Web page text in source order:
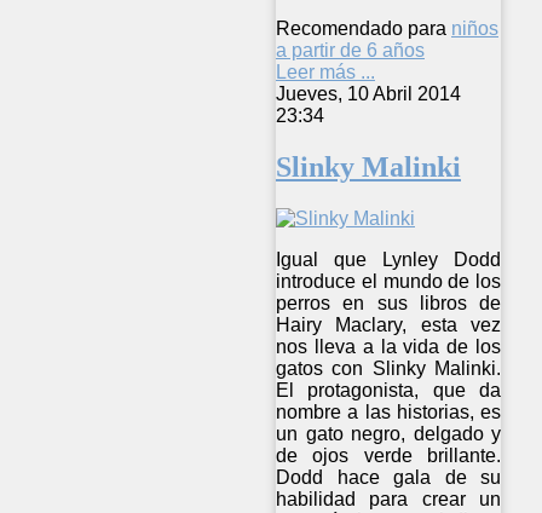
Recomendado para niños
a partir de 6 años
Leer más ...
Jueves, 10 Abril 2014
23:34
Slinky Malinki
Igual que Lynley Dodd
introduce el mundo de los
perros en sus libros de
Hairy Maclary, esta vez
nos lleva a la vida de los
gatos con Slinky Malinki.
El protagonista, que da
nombre a las historias, es
un gato negro, delgado y
de ojos verde brillante.
Dodd hace gala de su
habilidad para crear un